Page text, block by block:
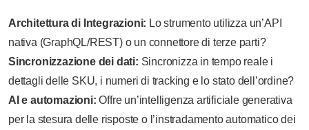
Architettura di Integrazioni: Lo strumento utilizza un’API
nativa (GraphQL/REST) o un connettore di terze parti?
Sincronizzazione dei dati: Sincronizza in tempo reale i
dettagli delle SKU, i numeri di tracking e lo stato dell’ordine?
AI e automazioni: Offre un’intelligenza artificiale generativa
per la stesura delle risposte o l’instradamento automatico dei